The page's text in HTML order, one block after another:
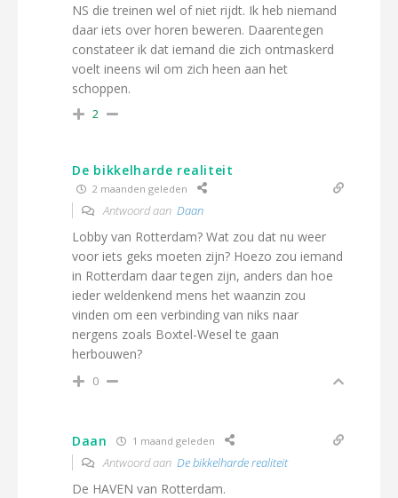
NS die treinen wel of niet rijdt. Ik heb niemand
daar iets over horen beweren. Daarentegen
constateer ik dat iemand die zich ontmaskerd
voelt ineens wil om zich heen aan het
schoppen.
2
De bikkelharde realiteit
2 maanden geleden
Antwoord aan Daan
Lobby van Rotterdam? Wat zou dat nu weer
voor iets geks moeten zijn? Hoezo zou iemand
in Rotterdam daar tegen zijn, anders dan hoe
ieder weldenkend mens het waanzin zou
vinden om een verbinding van niks naar
nergens zoals Boxtel-Wesel te gaan
herbouwen?
0
Daan 1 maand geleden
Antwoord aan De bikkelharde realiteit
De HAVEN van Rotterdam.